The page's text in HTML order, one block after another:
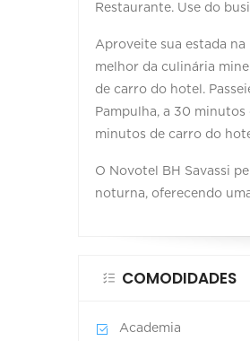
Restaurante. Use do
Aproveite sua estada
melhor da culinária
de carro do hotel.
Pampulha, a 30
minutos de carro do
O Novotel BH Savassi
noturna, oferecendo
COMODIDADES
Academia